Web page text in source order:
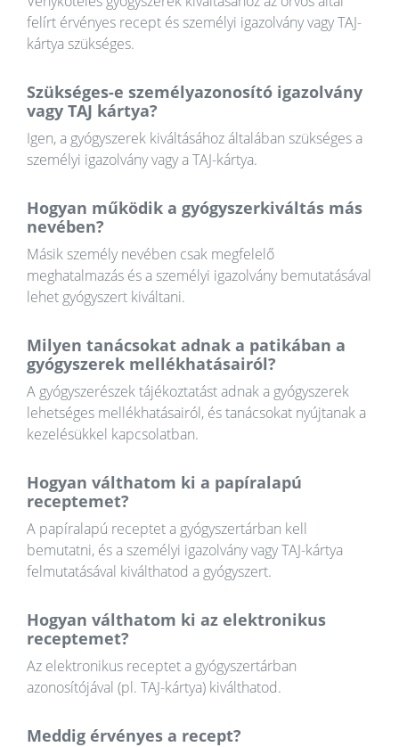
felírt érvényes recept és személyi igazolvány vagy TAJ-
kártya szükséges.
Szükséges-e személyazonosító igazolvány
vagy TAJ kártya?
Igen, a gyógyszerek kiváltásához általában szükséges a
személyi igazolvány vagy a TAJ-kártya.
Hogyan működik a gyógyszerkiváltás más
nevében?
Másik személy nevében csak megfelelő
meghatalmazás és a személyi igazolvány bemutatásával
lehet gyógyszert kiváltani.
Milyen tanácsokat adnak a patikában a
gyógyszerek mellékhatásairól?
A gyógyszerészek tájékoztatást adnak a gyógyszerek
lehetséges mellékhatásairól, és tanácsokat nyújtanak a
kezelésükkel kapcsolatban.
Hogyan válthatom ki a papíralapú
receptemet?
A papíralapú receptet a gyógyszertárban kell
bemutatni, és a személyi igazolvány vagy TAJ-kártya
felmutatásával kiválthatod a gyógyszert.
Hogyan válthatom ki az elektronikus
receptemet?
Az elektronikus receptet a gyógyszertárban
azonosítójával (pl. TAJ-kártya) kiválthatod.
Meddig érvényes a recept?